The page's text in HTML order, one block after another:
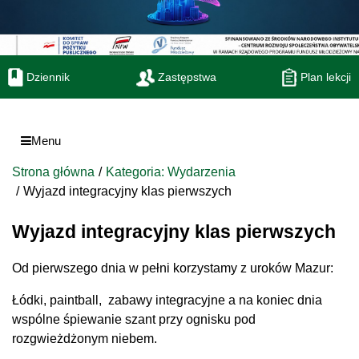
Dziennik Zastępstwa Plan lekcji
Menu
Strona główna
Kategoria: Wydarzenia
Wyjazd integracyjny klas pierwszych
Wyjazd integracyjny klas pierwszych
Od pierwszego dnia w pełni korzystamy z uroków Mazur:
Łódki, paintball, zabawy integracyjne a na koniec dnia
wspólne śpiewanie szant przy ognisku pod
rozgwieżdżonym niebem.